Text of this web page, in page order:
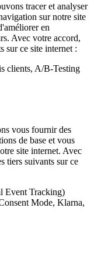
tracer et analyser
sur notre site
en
Avec votre accord,
sur ce site internet :
clients, A/B-Testing
vous fournir des
de base et vous
site internet. Avec
tiers suivants sur ce
Event Tracking)
Mode, Klarna,